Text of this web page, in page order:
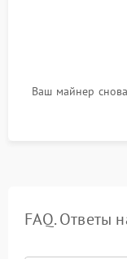
Ваш майнер
FAQ. Ответы